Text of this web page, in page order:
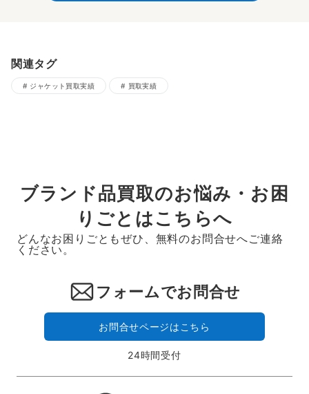
関連タグ
ジャケット買取実績 買取実績
ブランド品買取のお悩み・お困
りごとはこちらへ
どんなお困りごともぜひ、無料のお問合せへご連絡
ください。
フォームでお問合せ
お問合せページはこちら
24時間受付